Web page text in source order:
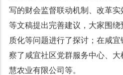
写的财会监督联动机制、改革
等文稿提出完善建议，大家围
质化等问题进行了探讨；在咸
察了咸宜社区党群服务中心、
慧农业有限公司等。